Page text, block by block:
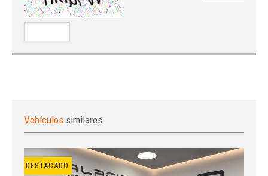
Vehículos similares
DESTACADO